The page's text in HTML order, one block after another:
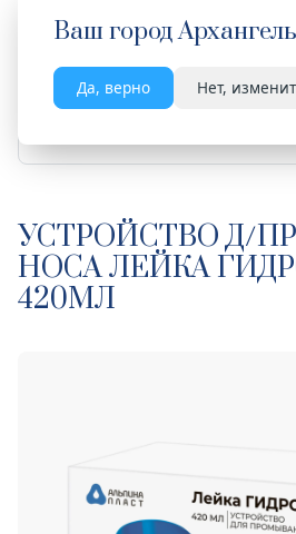
Ваш город
Да, верно Нет,
Весь сайт
УСТРОЙСТВО Д/
НОСА ЛЕЙКА
420МЛ